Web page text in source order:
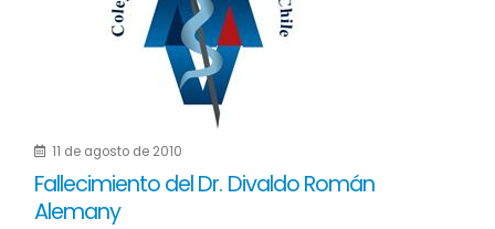
11 de agosto de 2010
Fallecimiento del Dr. Divaldo Román
Alemany